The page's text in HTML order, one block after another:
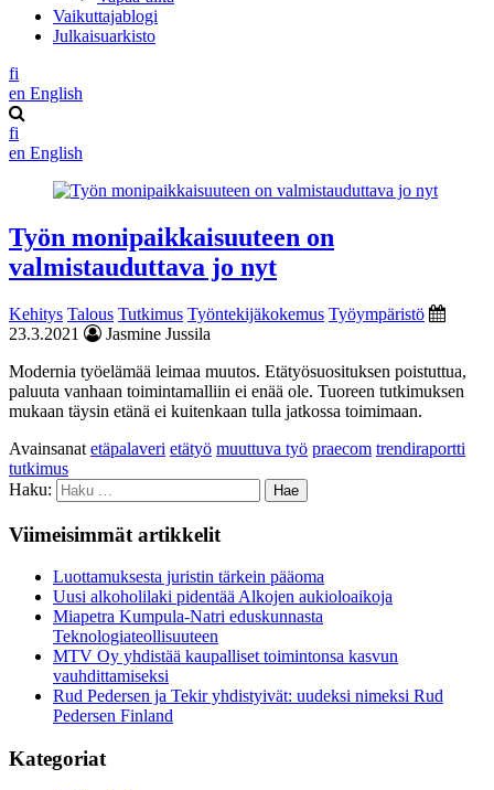
Vaikuttajablogi
Julkaisuarkisto
fi
en English
fi
en English
Työn monipaikkaisuuteen on
valmistauduttava jo nyt
Kehitys Talous Tutkimus Työntekijäkokemus Työympäristö
23.3.2021
Jasmine Jussila
Modernia työelämää leimaa muutos. Etätyösuosituksen poistuttua,
paluuta vanhaan toimintamalliin ei enää ole. Tuoreen tutkimuksen
mukaan täysin etänä ei kuitenkaan tulla jatkossa toimimaan.
Avainsanat etäpalaveri etätyö muuttuva työ praecom trendiraportti
tutkimus
Haku:
Viimeisimmät artikkelit
Luottamuksesta juristin tärkein pääoma
Uusi alkoholilaki pidentää Alkojen aukioloaikoja
Miapetra Kumpula-Natri eduskunnasta
Teknologiateollisuuteen
MTV Oy yhdistää kaupalliset toimintonsa kasvun
vauhdittamiseksi
Rud Pedersen ja Tekir yhdistyivät: uudeksi nimeksi Rud
Pedersen Finland
Kategoriat